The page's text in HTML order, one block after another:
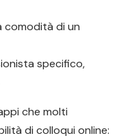
comodità di un
specifico,
che molti
di colloqui online: